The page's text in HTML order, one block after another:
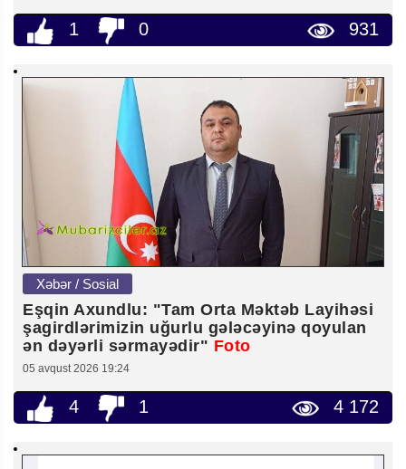
1 0 931
Xəbər / Sosial
Eşqin Axundlu: "Tam Orta Məktəb Layihəsi
şagirdlərimizin uğurlu gələcəyinə qoyulan
ən dəyərli sərmayədir" Foto
05 avqust 2026 19:24
4 1 4 172